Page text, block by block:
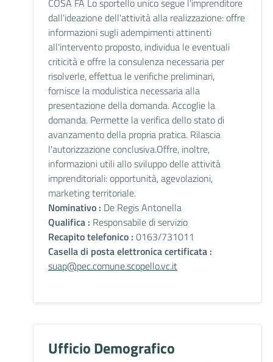
COSA FA Lo sportello unico segue l'imprenditore
dall'ideazione dell'attività alla realizzazione: offre
informazioni sugli adempimenti attinenti
all'intervento proposto, individua le eventuali
criticità e offre la consulenza necessaria per
risolverle, effettua le verifiche preliminari,
fornisce la modulistica necessaria alla
presentazione della domanda. Accoglie la
domanda. Permette la verifica dello stato di
avanzamento della propria pratica. Rilascia
l'autorizzazione conclusiva.Offre, inoltre,
informazioni utili allo sviluppo delle attività
imprenditoriali: opportunità, agevolazioni,
marketing territoriale.
Nominativo : De Regis Antonella
Qualifica : Responsabile di servizio
Recapito telefonico : 0163/731011
Casella di posta elettronica certificata :
suap@pec.comune.scopello.vc.it
Ufficio Demografico